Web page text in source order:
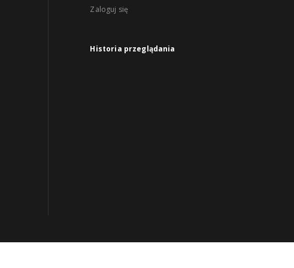
Zaloguj się
Historia przeglądania